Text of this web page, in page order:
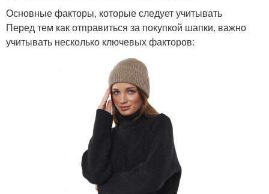
Основные факторы, которые следует учитывать
Перед тем как отправиться за покупкой шапки, важно
учитывать несколько ключевых факторов: